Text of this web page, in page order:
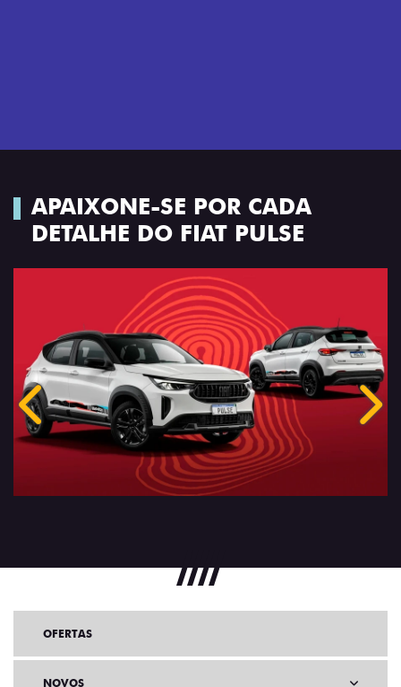
APAIXONE-SE POR CADA
DETALHE DO FIAT PULSE
Anterior
OFERTAS
NOVOS